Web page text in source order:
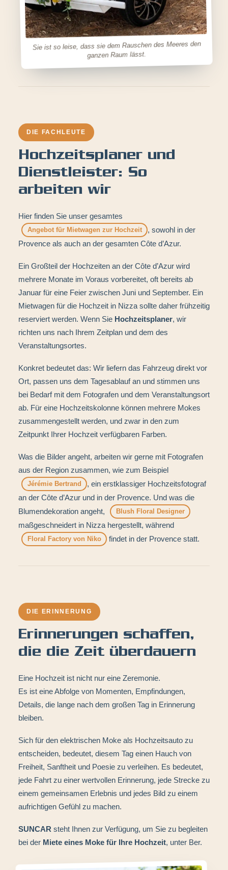
Sie ist so leise, dass sie dem Rauschen des Meeres den
ganzen Raum lässt.
DIE FACHLEUTE
Hochzeitsplaner und
Dienstleister: So
arbeiten wir
Hier finden Sie unser gesamtes
Angebot für Mietwagen zur Hochzeit
, sowohl in der
Provence als auch an der gesamten Côte d’Azur.
Ein Großteil der Hochzeiten an der Côte d’Azur wird
mehrere Monate im Voraus vorbereitet, oft bereits ab
Januar für eine Feier zwischen Juni und September. Ein
Mietwagen für die Hochzeit in Nizza sollte daher frühzeitig
reserviert werden. Wenn Sie Hochzeitsplaner, wir
richten uns nach Ihrem Zeitplan und dem des
Veranstaltungsortes.
Konkret bedeutet das: Wir liefern das Fahrzeug direkt vor
Ort, passen uns dem Tagesablauf an und stimmen uns
bei Bedarf mit dem Fotografen und dem Veranstaltungsort
ab. Für eine Hochzeitskolonne können mehrere Mokes
zusammengestellt werden, und zwar in den zum
Zeitpunkt Ihrer Hochzeit verfügbaren Farben.
Was die Bilder angeht, arbeiten wir gerne mit Fotografen
aus der Region zusammen, wie zum Beispiel
Jérémie Bertrand
, ein erstklassiger Hochzeitsfotograf
an der Côte d’Azur und in der Provence. Und was die
Blumendekoration angeht,
Blush Floral Designer
maßgeschneidert in Nizza hergestellt, während
Floral Factory von Niko findet in der Provence statt.
DIE ERINNERUNG
Erinnerungen schaffen,
die die Zeit überdauern
Eine Hochzeit ist nicht nur eine Zeremonie.
Es ist eine Abfolge von Momenten, Empfindungen,
Details, die lange nach dem großen Tag in Erinnerung
bleiben.
Sich für den elektrischen Moke als Hochzeitsauto zu
entscheiden, bedeutet, diesem Tag einen Hauch von
Freiheit, Sanftheit und Poesie zu verleihen. Es bedeutet,
jede Fahrt zu einer wertvollen Erinnerung, jede Strecke zu
einem gemeinsamen Erlebnis und jedes Bild zu einem
aufrichtigen Gefühl zu machen.
SUNCAR steht Ihnen zur Verfügung, um Sie zu begleiten
bei der Miete eines Moke für Ihre Hochzeit, unter Ber.